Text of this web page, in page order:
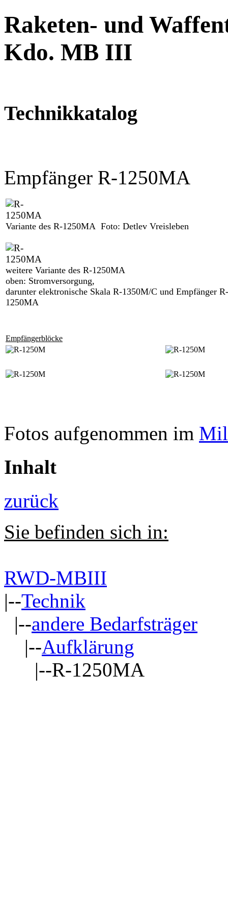
Raketen- und
Kdo. MB III
Technikkatalog
Empfänger R-1250MA
Variante des R-1250MA Foto: Detlev Vreisleben
weitere Variante des R-1250MA
oben: Stromversorgung,
darunter elektronische Skala R-1350M/C und Empfänger R-
1250MA
Empfängerblöcke
Fotos aufgenommen im
Inhalt
zurück
Sie befinden sich in:
RWD-MBIII
|--Technik
|--andere Bedarfsträger
|--Aufklärung
|--R-1250MA